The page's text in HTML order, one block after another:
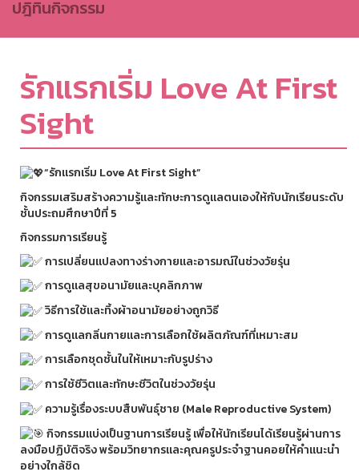
ปฎิทินกิจกรรม
รักแรกเริ่ม Love At First
Sight
“รักแรกเริ่ม Love At First Sight”
กิจกรรมเสริมสร้างความรู้และทักษะการดูแลตนเองให้กับนักเรียนระดับ
ชั้นประถมศึกษาปีที่ 5
กิจกรรมการเรียนรู้
การเปลี่ยนแปลงทางร่างกายและอารมณ์ในช่วงวัยรุ่น
การดูแลสุขอนามัยและบุคลิกภาพ
วิธีการใช้และทิ้งผ้าอนามัยอย่างถูกวิธี
การดูแลกลิ่นกายและการเลือกใช้ผลิตภัณฑ์ที่เหมาะสม
การเลือกชุดชั้นในให้เหมาะกับรูปร่าง
การใช้ชีวิตและทักษะชีวิตในช่วงวัยรุ่น
ความรู้เรื่องระบบสืบพันธุ์ชาย (Male Reproductive System)
กิจกรรมแบ่งเป็นฐานการเรียนรู้ เพื่อให้นักเรียนได้เรียนรู้ผ่านการ
ลงมือปฏิบัติจริง พร้อมวิทยากรและคุณครูประจำฐานคอยให้คำแนะนำ
อย่างใกล้ชิด